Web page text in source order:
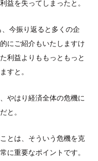
益を失ってしまったと。
今振り返ると多くの企
にご紹介もいたしますけ
利益よりももっともっと
すと。
やはり経済全体の危機に
と。
とは、そういう危機を克
に重要なポイントです。